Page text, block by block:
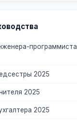
программиста
2025
2025
2025